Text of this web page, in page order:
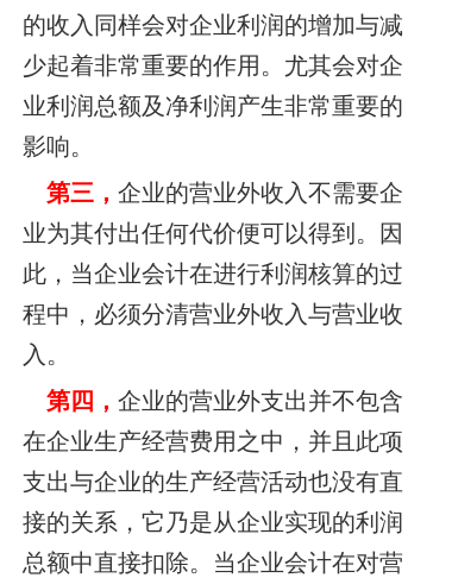
的收入同样会对企业利润的增加与减
少起着非常重要的作用。尤其会对企
业利润总额及净利润产生非常重要的
影响。
第三，企业的营业外收入不需要企
业为其付出任何代价便可以得到。因
此，当企业会计在进行利润核算的过
程中，必须分清营业外收入与营业收
入。
第四，企业的营业外支出并不包含
在企业生产经营费用之中，并且此项
支出与企业的生产经营活动也没有直
接的关系，它乃是从企业实现的利润
总额中直接扣除。当企业会计在对营